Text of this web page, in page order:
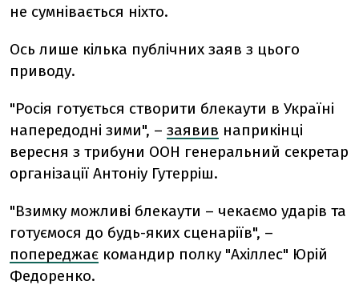
не сумнівається ніхто.
Ось лише кілька публічних заяв з цього
приводу.
"Росія готується створити блекаути в Україні
напередодні зими", – заявив наприкінці
вересня з трибуни ООН генеральний секретар
організації Антоніу Гутерріш.
"Взимку можливі блекаути – чекаємо ударів та
готуємося до будь-яких сценаріїв", –
попереджає командир полку "Ахіллес" Юрій
Федоренко.